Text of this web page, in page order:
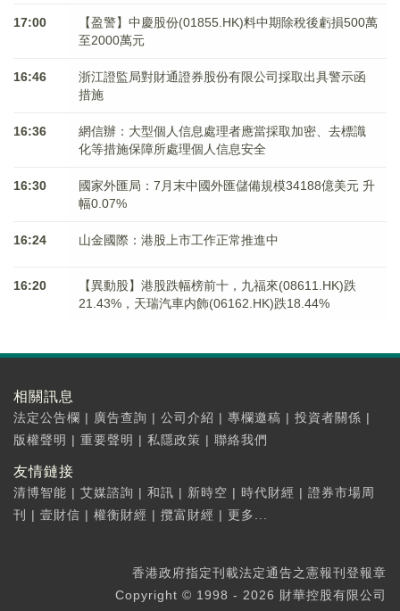
17:00
【盈警】中慶股份(01855.HK)料中期除稅後虧損500萬
至2000萬元
16:46
浙江證監局對財通證券股份有限公司採取出具警示函
措施
16:36
網信辦：大型個人信息處理者應當採取加密、去標識
化等措施保障所處理個人信息安全
16:30
國家外匯局：7月末中國外匯儲備規模34188億美元 升
幅0.07%
16:24 山金國際：港股上市工作正常推進中
16:20
【異動股】港股跌幅榜前十，九福來(08611.HK)跌
21.43%，天瑞汽車内飾(06162.HK)跌18.44%
相關訊息
法定公告欄 | 廣告查詢 | 公司介紹 | 專欄邀稿 | 投資者關係 |
版權聲明 | 重要聲明 | 私隱政策 | 聯絡我們
友情鏈接
清博智能 | 艾媒諮詢 | 和訊 | 新時空 | 時代財經 | 證券市場周
刊
| 壹財信 | 權衡財經 | 攬富財經 | 更多...
香港政府指定刊載法定通告之憲報刊登報章
Copyright © 1998 - 2026 財華控股有限公司